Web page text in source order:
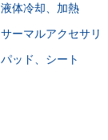
液体冷却、加熱
サーマルアクセサリ
パッド、シート